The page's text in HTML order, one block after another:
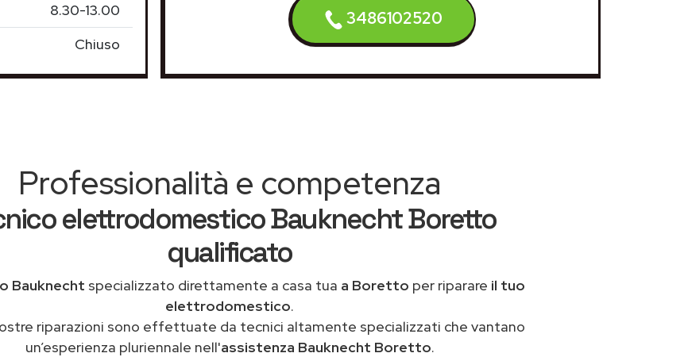
8.30-13.00
Chiuso
3486102520
Professionalità e competenza
elettrodomestico Bauknecht Boretto
qualificato
Bauknecht specializzato direttamente a casa tua a Boretto per riparare il tuo
elettrodomestico.
riparazioni sono effettuate da tecnici altamente specializzati che vantano
un’esperienza pluriennale nell'assistenza Bauknecht Boretto.